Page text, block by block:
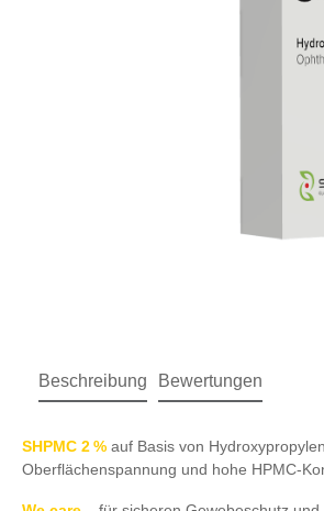
Beschreibung Bewertungen
SHPMC 2 % auf Basis von
Oberflächenspannung und hohe HPMC-